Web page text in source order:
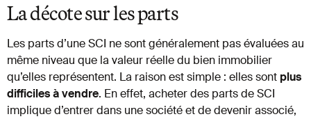
La décote sur les parts
Les parts d’une SCI ne sont généralement pas évaluées au
même niveau que la valeur réelle du bien immobilier
qu’elles représentent. La raison est simple : elles sont plus
difficiles à vendre. En effet, acheter des parts de SCI
implique d’entrer dans une société et de devenir associé,